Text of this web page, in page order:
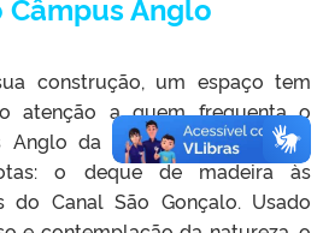
construção, um espaço tem
atenção a quem frequenta o
Anglo da Universidade Federal
o deque de madeira às
do Canal São Gonçalo. Usado